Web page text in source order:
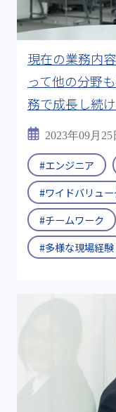
現在の業務内
って他の分野
務で成長し続
2023年09月25
#エンジニア
#ワイドバリュ
#チームワーク
#多様な現場経験